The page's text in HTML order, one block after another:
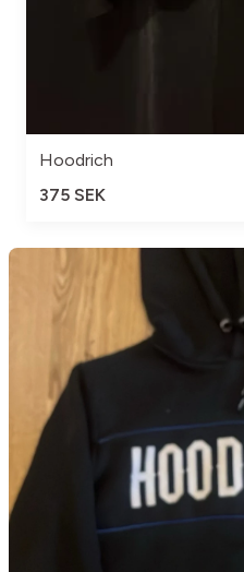
Hoodrich
375 SEK